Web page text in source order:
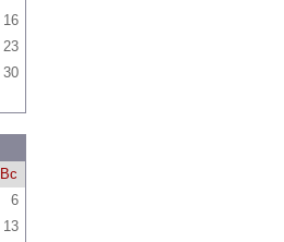
16
23
30
Вс
6
13